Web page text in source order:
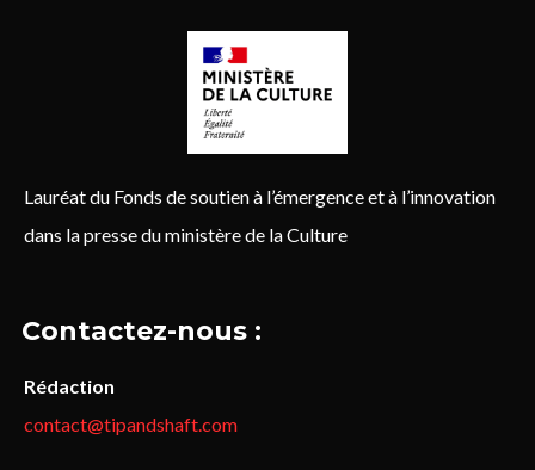
Lauréat du Fonds de soutien à l’émergence et à l’innovation
dans la presse du ministère de la Culture
Contactez-nous :
Rédaction
contact@tipandshaft.com